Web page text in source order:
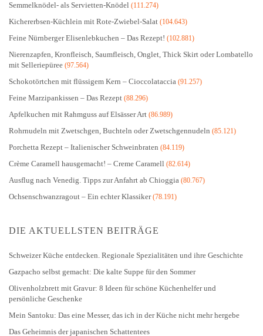
Semmelknödel- als Servietten-Knödel (111.274)
Kichererbsen-Küchlein mit Rote-Zwiebel-Salat (104.643)
Feine Nürnberger Elisenlebkuchen – Das Rezept! (102.881)
Nierenzapfen, Kronfleisch, Saumfleisch, Onglet, Thick Skirt oder Lombatello
mit Selleriepüree (97.564)
Schokotörtchen mit flüssigem Kern – Cioccolataccia (91.257)
Feine Marzipankissen – Das Rezept (88.296)
Apfelkuchen mit Rahmguss auf Elsässer Art (86.989)
Rohrnudeln mit Zwetschgen, Buchteln oder Zwetschgennudeln (85.121)
Porchetta Rezept – Italienischer Schweinbraten (84.119)
Crème Caramell hausgemacht! – Creme Caramell (82.614)
Ausflug nach Venedig. Tipps zur Anfahrt ab Chioggia (80.767)
Ochsenschwanzragout – Ein echter Klassiker(78.191)
DIE AKTUELLSTEN BEITRÄGE
Schweizer Küche entdecken. Regionale Spezialitäten und ihre Geschichte
Gazpacho selbst gemacht: Die kalte Suppe für den Sommer
Olivenholzbrett mit Gravur: 8 Ideen für schöne Küchenhelfer und
persönliche Geschenke
Mein Santoku: Das eine Messer, das ich in der Küche nicht mehr hergebe
Das Geheimnis der japanischen Schattentees